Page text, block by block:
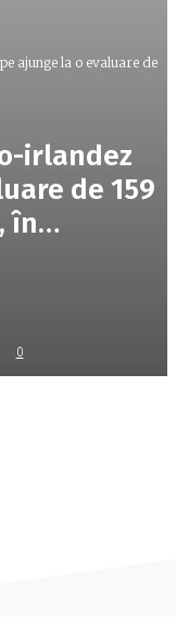
ajunge la o evaluare de
irlandez
de 159
în…
0